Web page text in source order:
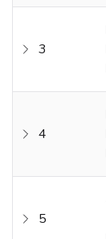
3
4
5